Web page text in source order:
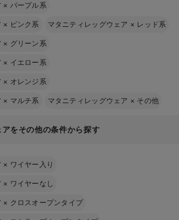
× パープル系
× ピンク系 マタニティレッグウェア × レッド系
× グリーン系
× イエロー系
× オレンジ系
× マルチ系 マタニティレッグウェア × その他
をその他の条件から探す
× ワイヤー入り
× ワイヤーなし
× クロスオープンタイプ